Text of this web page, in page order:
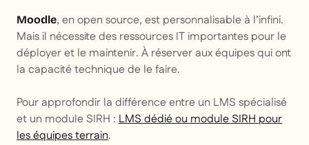
Moodle, en open source, est personnalisable à l’infini.
Mais il nécessite des ressources IT importantes pour le
déployer et le maintenir. À réserver aux équipes qui ont
la capacité technique de le faire.
Pour approfondir la différence entre un LMS spécialisé
et un module SIRH : LMS dédié ou module SIRH pour
les équipes terrain.